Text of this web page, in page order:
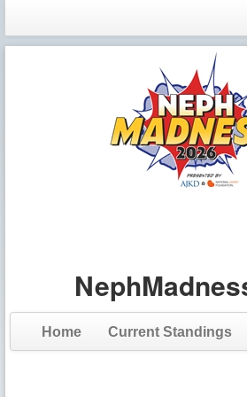
Login
Home Current Standings